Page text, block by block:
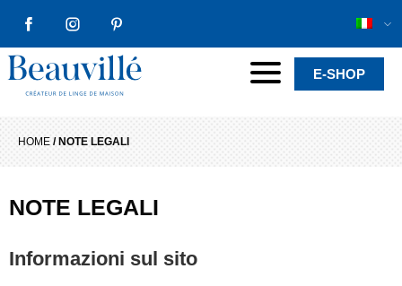
FACEBOOKINSTAGRAMPINTEREST
Beauvillé Creator by tradition
Menu E-SHOP
HOME / NOTE LEGALI
NOTE LEGALI
Informazioni sul sito